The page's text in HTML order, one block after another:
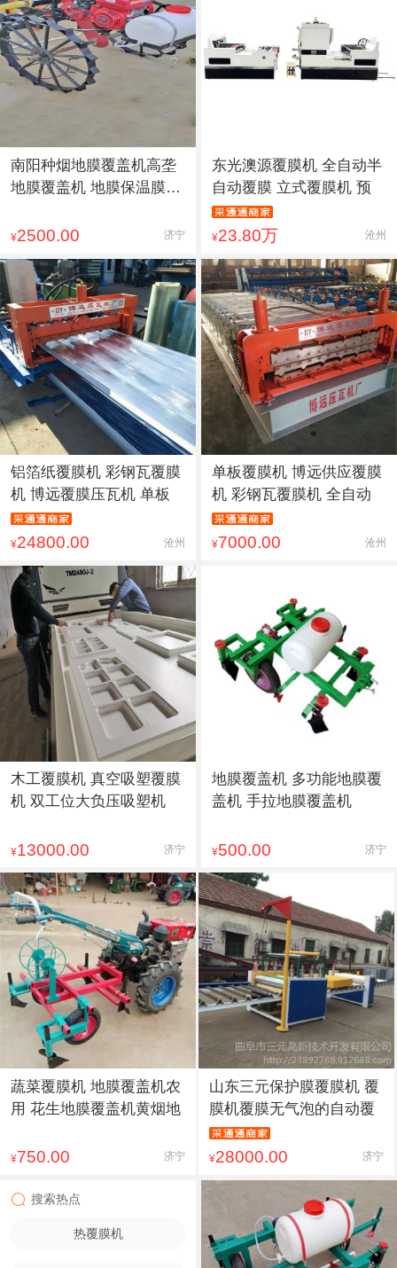
南阳种烟地膜覆盖机高垄
地膜覆盖机 地膜保温膜覆
¥2500.00 济宁
东光澳源覆膜机 全自动半
自动覆膜 立式覆膜机 预
¥23.80万 沧州
铝箔纸覆膜机 彩钢瓦覆膜
机 博远覆膜压瓦机 单板
¥24800.00 沧州
单板覆膜机 博远供应覆膜
机 彩钢瓦覆膜机 全自动
¥7000.00 沧州
木工覆膜机 真空吸塑覆膜
机 双工位大负压吸塑机
¥13000.00 济宁
地膜覆盖机 多功能地膜覆
盖机 手拉地膜覆盖机
¥500.00 济宁
蔬菜覆膜机 地膜覆盖机农
用 花生地膜覆盖机黄烟地
¥750.00 济宁
山东三元保护膜覆膜机 覆
膜机覆膜无气泡的自动覆
¥28000.00 济宁
搜索热点
热覆膜机